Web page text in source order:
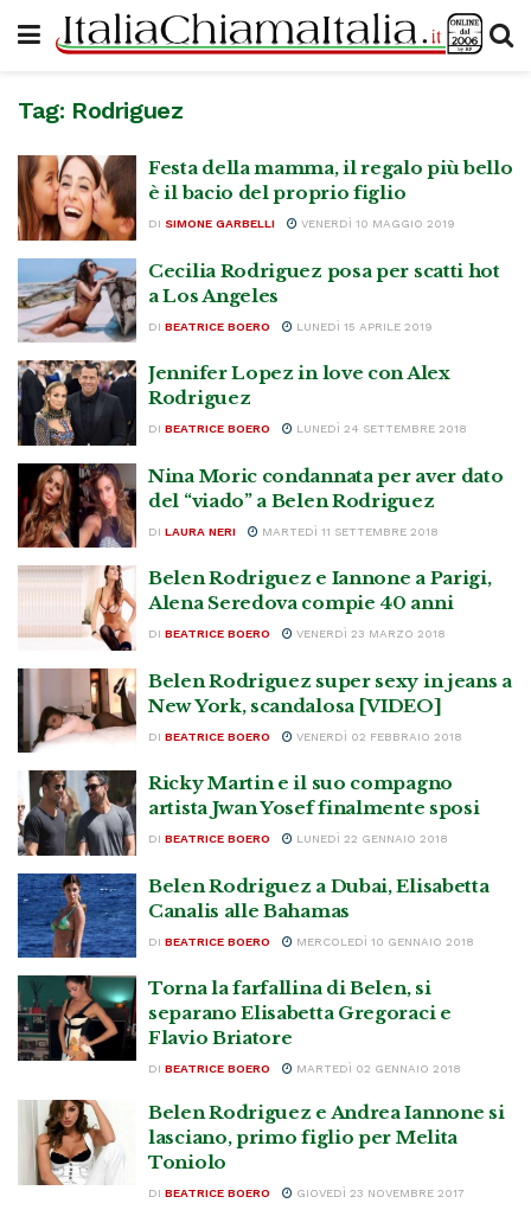
Tag: Rodriguez
Festa della mamma, il regalo più bello
è il bacio del proprio figlio
DI SIMONE GARBELLI VENERDÌ 10 MAGGIO 2019
Cecilia Rodriguez posa per scatti hot
a Los Angeles
DI BEATRICE BOERO LUNEDÌ 15 APRILE 2019
Jennifer Lopez in love con Alex
Rodriguez
DI BEATRICE BOERO LUNEDÌ 24 SETTEMBRE 2018
Nina Moric condannata per aver dato
del “viado” a Belen Rodriguez
DI LAURA NERI MARTEDÌ 11 SETTEMBRE 2018
Belen Rodriguez e Iannone a Parigi,
Alena Seredova compie 40 anni
DI BEATRICE BOERO VENERDÌ 23 MARZO 2018
Belen Rodriguez super sexy in jeans a
New York, scandalosa [VIDEO]
DI BEATRICE BOERO VENERDÌ 02 FEBBRAIO 2018
Ricky Martin e il suo compagno
artista Jwan Yosef finalmente sposi
DI BEATRICE BOERO LUNEDÌ 22 GENNAIO 2018
Belen Rodriguez a Dubai, Elisabetta
Canalis alle Bahamas
DI BEATRICE BOERO MERCOLEDÌ 10 GENNAIO 2018
Torna la farfallina di Belen, si
separano Elisabetta Gregoraci e
Flavio Briatore
DI BEATRICE BOERO MARTEDÌ 02 GENNAIO 2018
Belen Rodriguez e Andrea Iannone si
lasciano, primo figlio per Melita
Toniolo
DI BEATRICE BOERO GIOVEDÌ 23 NOVEMBRE 2017